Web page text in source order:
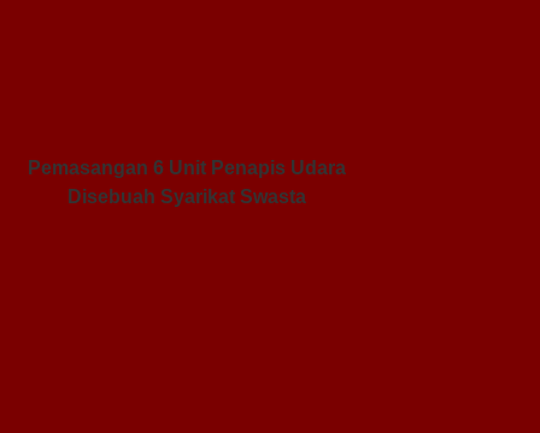
Pemasangan 6 Unit Penapis Udara
Disebuah Syarikat Swasta